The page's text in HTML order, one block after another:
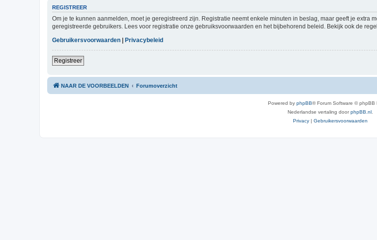
REGISTREER
Om je te kunnen aanmelden, moet je geregistreerd zijn. Registratie neemt enkele minuten in beslag, maar geeft je extra
geregistreerde gebruikers. Lees voor registratie onze gebruiksvoorwaarden en het bijbehorend beleid. Bekijk ook de
Gebruikersvoorwaarden
Privacybeleid
Registreer
NAAR DE VOORBEELDEN Forumoverzicht
Powered by phpBB® Forum Software © phpBB
Nederlandse vertaling doorphpBB.nl.
Privacy | Gebruikersvoorwaarden